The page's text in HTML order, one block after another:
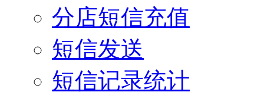
分店短信充值
短信发送
短信记录统计